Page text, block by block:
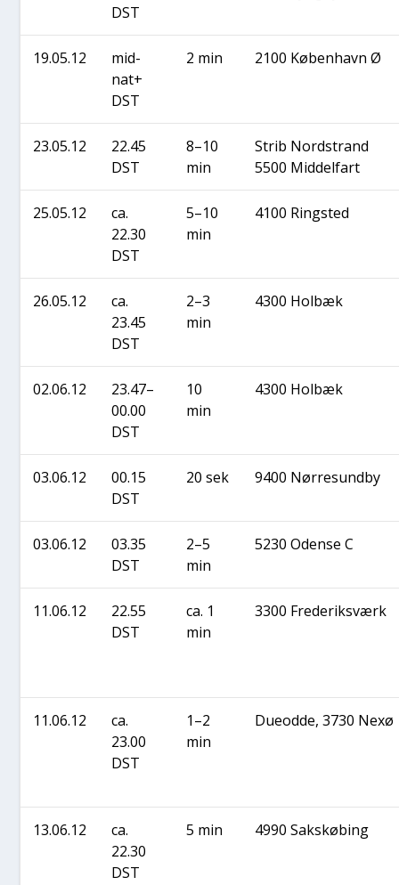
DST
19.05.12
mid­
nat+
DST
2 min 2100 Køben­havn Ø
23.05.12
22.45
DST
8–10
min
Strib Nord­s­trand
5500 Mid­del­fart
25.05.12
ca.
22.30
DST
5–10
min
4100 Ring­s­ted
26.05.12
ca.
23.45
DST
2–3
min
4300 Hol­bæk
02.06.12
23.47–
00.00
DST
10
min
4300 Hol­bæk
03.06.12
00.15
DST
20 sek 9400 Nør­re­sund­by
03.06.12
03.35
DST
2–5
min
5230 Oden­se C
11.06.12
22.55
DST
ca. 1
min
3300 Fre­de­riks­værk
11.06.12
ca.
23.00
DST
1–2
min
Dueod­de, 3730 Nexø
13.06.12
ca.
22.30
DST
5 min 4990 Saks­kø­bing